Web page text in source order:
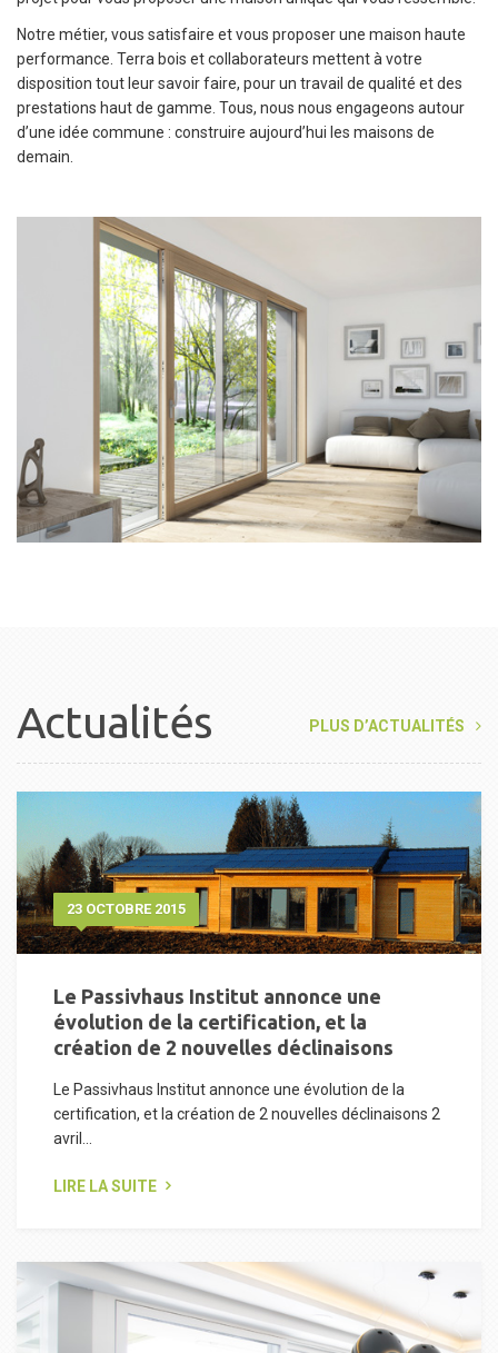
Notre métier, vous satisfaire et vous proposer une maison haute
performance. Terra bois et collaborateurs mettent à votre
disposition tout leur savoir faire, pour un travail de qualité et des
prestations haut de gamme. Tous, nous nous engageons autour
d’une idée commune : construire aujourd’hui les maisons de
demain.
Actualités PLUS D’ACTUALITÉS
23 OCTOBRE 2015
Le Passivhaus Institut annonce une
évolution de la certification, et la
création de 2 nouvelles déclinaisons
Le Passivhaus Institut annonce une évolution de la
certification, et la création de 2 nouvelles déclinaisons 2
avril...
LIRE LA SUITE